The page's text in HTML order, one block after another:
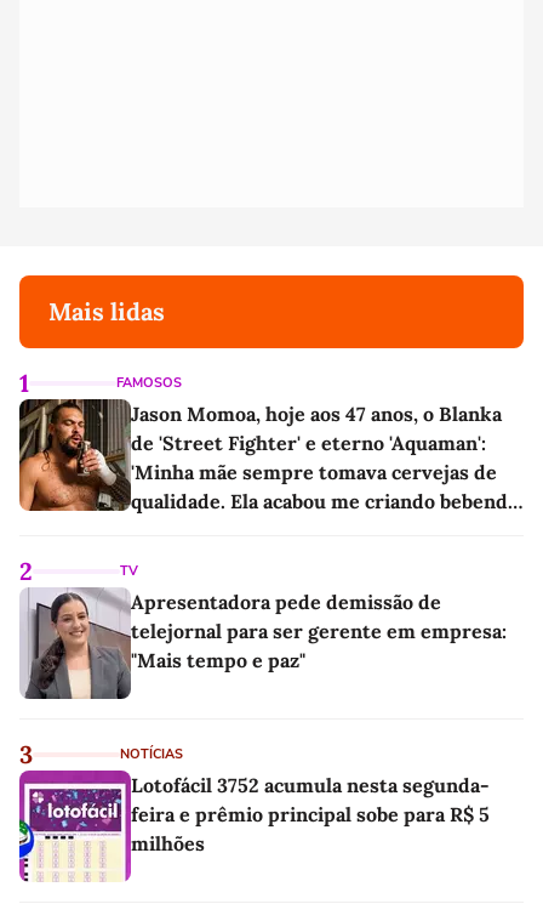
Mais lidas
1 FAMOSOS
Jason Momoa, hoje aos 47 anos, o Blanka
de 'Street Fighter' e eterno 'Aquaman':
'Minha mãe sempre tomava cervejas de
qualidade. Ela acabou me criando bebendo
2 TV
Apresentadora pede demissão de
telejornal para ser gerente em empresa:
"Mais tempo e paz"
3 NOTÍCIAS
Lotofácil 3752 acumula nesta segunda-
feira e prêmio principal sobe para R$ 5
milhões